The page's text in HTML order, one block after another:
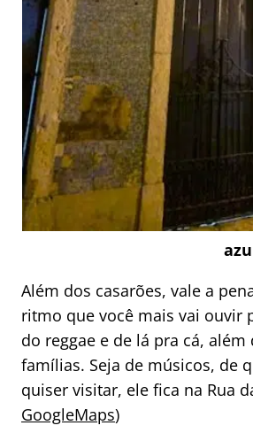
Além dos casarões, vale a
ritmo que você mais vai ouvir
do reggae e de lá pra cá,
famílias. Seja de músicos, de
quiser visitar, ele fica na Rua
GoogleMaps)